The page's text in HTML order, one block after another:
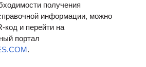
получения
информации, можно
код и перейти на
портал
.